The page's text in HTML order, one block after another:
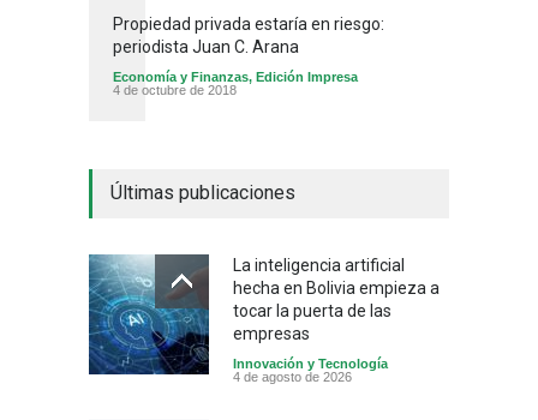
Propiedad privada estaría en riesgo:
periodista Juan C. Arana
Economía y Finanzas, Edición Impresa
4 de octubre de 2018
Últimas publicaciones
La inteligencia artificial
hecha en Bolivia empieza a
tocar la puerta de las
empresas
Innovación y Tecnología
4 de agosto de 2026